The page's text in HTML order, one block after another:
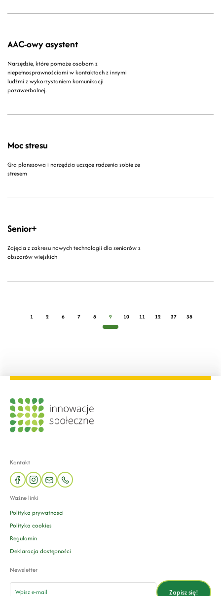
AAC-owy asystent
Narzędzie, które pomoże osobom z
niepełnosprawnościami w kontaktach z innymi
ludźmi z wykorzystaniem komunikacji
pozawerbalnej.
Moc stresu
Gra planszowa i narzędzia uczące radzenia sobie ze
stresem
Senior+
Zajęcia z zakresu nowych technologii dla seniorów z
obszarów wiejskich
1 2 6 7 8 9 10 11 12 37 38
Kontakt
facebookinstagram
mail phone
Ważne linki
Polityka prywatności
Polityka cookies
Regulamin
Deklaracja dostępności
Newsletter
email
Zapisz się!